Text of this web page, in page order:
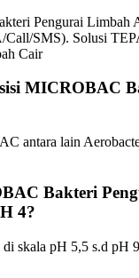
MICROBAC
antara lain
Bakteri
4?
skala pH 5,5 s.d pH